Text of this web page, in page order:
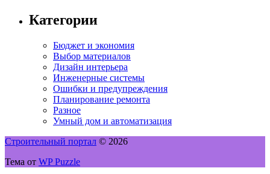
Категории
Бюджет и экономия
Выбор материалов
Дизайн интерьера
Инженерные системы
Ошибки и предупреждения
Планирование ремонта
Разное
Умный дом и автоматизация
Строительный портал © 2026
Тема от WP Puzzle